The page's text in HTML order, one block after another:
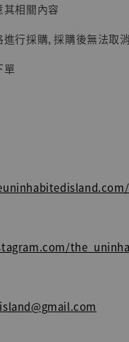
相關內容
行採購, 採購後無法取消
單